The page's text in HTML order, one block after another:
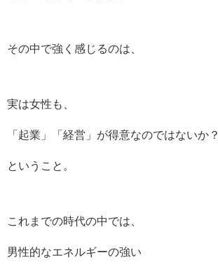
その中で強く感じるのは、
実は女性も、
「起業」「経営」が得意なのではないか？
ということ。
これまでの時代の中では、
男性的なエネルギーの強い